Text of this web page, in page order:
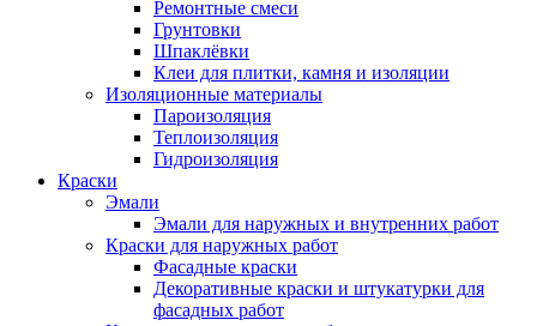
Ремонтные смеси
Грунтовки
Шпаклёвки
Клеи для плитки, камня и изоляции
Изоляционные материалы
Пароизоляция
Теплоизоляция
Гидроизоляция
Краски
Эмали
Эмали для наружных и внутренних работ
Краски для наружных работ
Фасадные краски
Декоративные краски и штукатурки для
фасадных работ